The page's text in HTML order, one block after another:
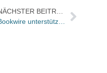
NÄCHSTER BEITRAG
Bookwire unterstützt Random House beim internationalen Vertrieb des E-Book-Katalogs